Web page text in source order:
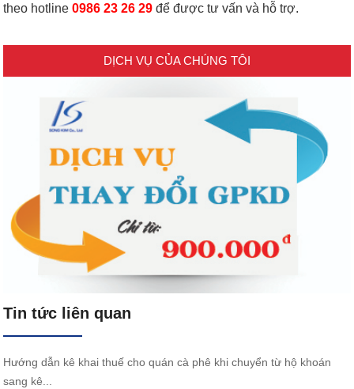
theo hotline0986 23 26 29 để được tư vấn và hỗ trợ.
DỊCH VỤ CỦA CHÚNG TÔI
Tin tức liên quan
Hướng dẫn kê khai thuế cho quán cà phê khi chuyển từ hộ khoán
sang kê...